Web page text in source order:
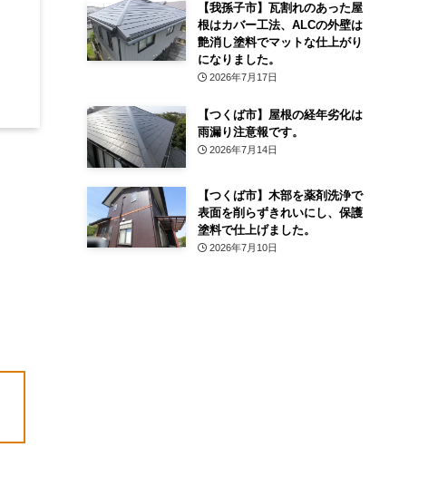
【我孫子市】瓦割れのあった屋
根はカバー工法、ALCの外壁は
艶消し塗料でマットな仕上がり
になりました。
2026年7月17日
【つくば市】屋根の経年劣化は
雨漏り注意報です。
2026年7月14日
【つくば市】木部を薬剤洗浄で
表面を削らずきれいにし、保護
塗料で仕上げました。
2026年7月10日